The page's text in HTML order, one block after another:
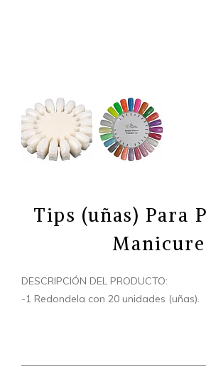
Tips (uñas) Para
Manicure
DESCRIPCIÓN DEL PRODUCTO:
-1 Redondela con 20 unidades (uñas).